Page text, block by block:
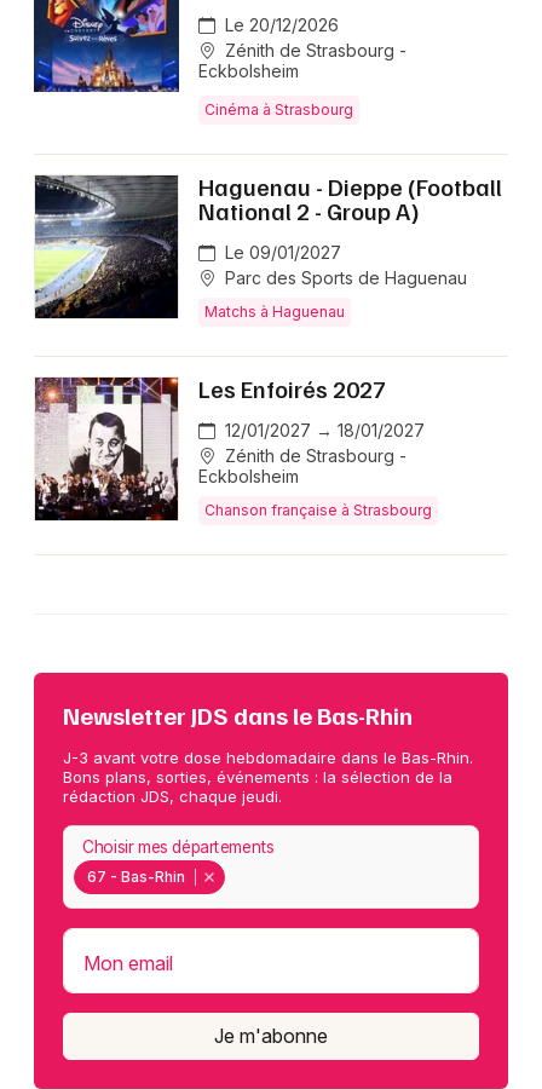
Le 20/12/2026
Zénith de Strasbourg -
Eckbolsheim
Cinéma à Strasbourg
Haguenau - Dieppe (Football
National 2 - Group A)
Le 09/01/2027
Parc des Sports de Haguenau
Matchs à Haguenau
Les Enfoirés 2027
12/01/2027 → 18/01/2027
Zénith de Strasbourg -
Eckbolsheim
Chanson française à Strasbourg
Newsletter JDS dans le Bas-Rhin
J-3 avant votre dose hebdomadaire dans le Bas-Rhin.
Bons plans, sorties, événements : la sélection de la
rédaction JDS, chaque jeudi.
67 - Bas-Rhin
Choisir mes départements
Mon email
Je m'abonne